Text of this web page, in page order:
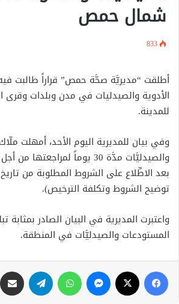
شمال حمص
833
أطلقت “مديريَّة صحَّة حمص” قراراً طالبت
الأدوية والصيدليات في مدن وبلدات وقرى
للمدينة.
وفي بيان للمديرية اليوم الأحد، أمهلت
والصيدليَّات مدَّة 30 يوماً
بعد الاطِّلاع على الشروط المطلوبة من
توضيح الشروط وتكلفة الترخيص).
واعتبرت المديرية في البيان الصادر
المستودعات والصيدليَّات في المنطقة.
فيسبوك ماسنجر واتساب تيلقرام